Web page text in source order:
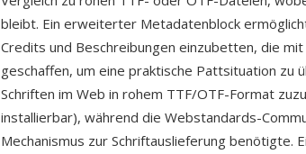
bleibt. Ein erweiterter Metadatenblock
Credits und Beschreibungen einzubetten, die
geschaffen, um eine praktische Pattsituation zu
Schriften im Web in rohem TTF/OTF-Format
installierbar), während die Webstandards-
Mechanismus zur Schriftauslieferung benötigte.